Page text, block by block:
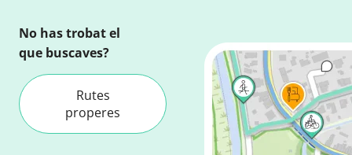
No has trobat el
que buscaves?
Rutes
properes